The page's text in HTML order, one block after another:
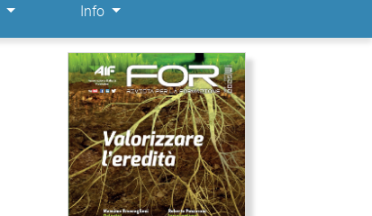
Info
Immagine di copertina